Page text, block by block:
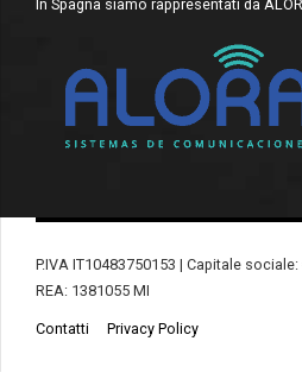
In Spagna siamo rappresentati da
P.IVA IT10483750153 | Capitale
REA: 1381055 MI
Contatti Privacy Policy